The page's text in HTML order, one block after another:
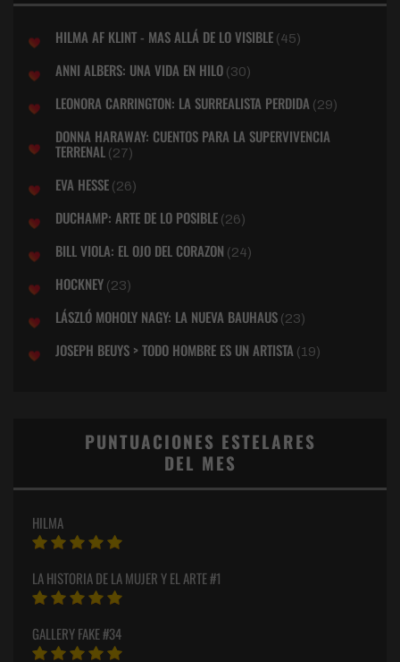
HILMA AF KLINT - MAS ALLÁ DE LO VISIBLE (45)
ANNI ALBERS: UNA VIDA EN HILO (30)
LEONORA CARRINGTON: LA SURREALISTA PERDIDA (29)
DONNA HARAWAY: CUENTOS PARA LA SUPERVIVENCIA
TERRENAL (27)
EVA HESSE (26)
DUCHAMP: ARTE DE LO POSIBLE (26)
BILL VIOLA: EL OJO DEL CORAZON (24)
HOCKNEY (23)
LÁSZLÓ MOHOLY NAGY: LA NUEVA BAUHAUS (23)
JOSEPH BEUYS > TODO HOMBRE ES UN ARTISTA (19)
PUNTUACIONES ESTELARES
DEL MES
HILMA
LA HISTORIA DE LA MUJER Y EL ARTE #1
GALLERY FAKE #34